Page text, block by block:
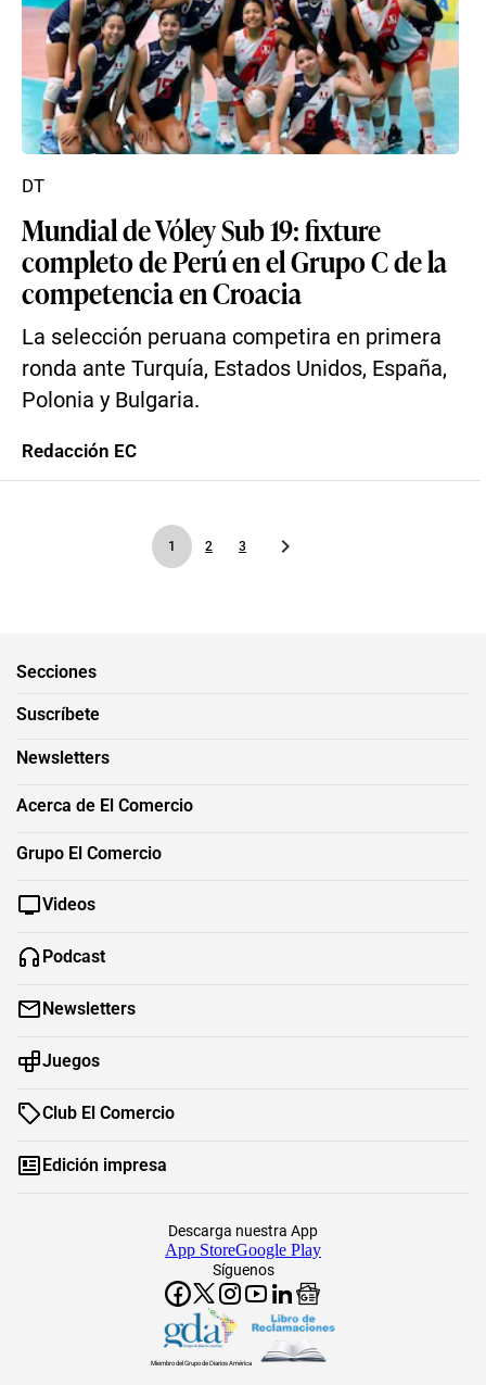
Mundial de Vóley Sub 19: fixture
completo de Perú en el Grupo C de la
competencia en Croacia
La selección peruana competira en primera
ronda ante Turquía, Estados Unidos, España,
Polonia y Bulgaria.
DT
Redacción EC
1 2 3
Secciones
Suscríbete
Newsletters
Acerca de El Comercio
Grupo El Comercio
Videos
Podcast
Newsletters
Juegos
Club El Comercio
Edición impresa
Síguenos
Descarga nuestra App
App StoreGoogle Play
Miembro del Grupo de Diarios América